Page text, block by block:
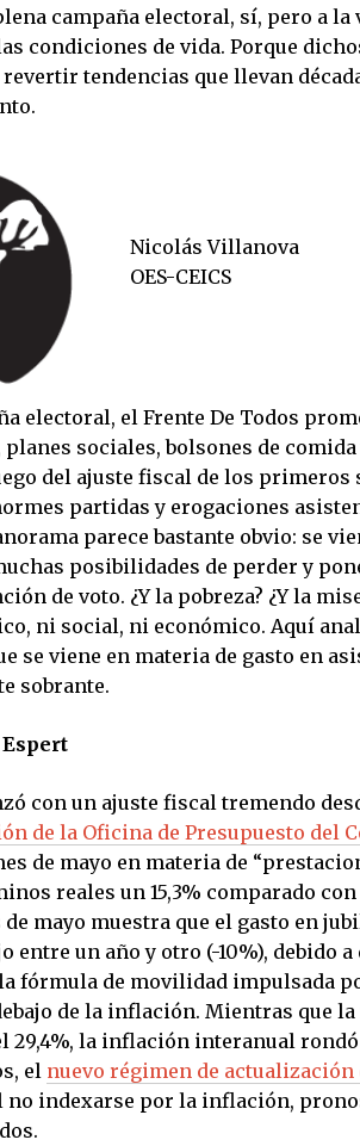
campaña electoral, sí, pero a la
condiciones de vida. Porque
tendencias que llevan
Nicolás Villanova
OES-CEICS
electoral, el Frente De Todos
sociales, bolsones de
del ajuste fiscal de los primeros
partidas y erogaciones
parece bastante obvio: se
posibilidades de perder y
de voto. ¿Y la pobreza? ¿Y la
ni social, ni económico. Aquí
se viene en materia de gasto en
sobrante.
con un ajuste fiscal tremendo
de la Oficina de Presupuesto del
de mayo en materia de
reales un 15,3% comparado
mayo muestra que el gasto en
entre un año y otro (-10%), debido
fórmula de movilidad impulsada
de la inflación. Mientras que
29,4%, la inflación interanual
el nuevo régimen de
no indexarse por la inflación,